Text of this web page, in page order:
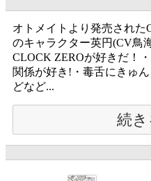
オトメイトより発売された
のキャラクター英円(CV鳥
CLOCK ZEROが好きだ！
関係が好き!・毒舌にきゅ
どなど...
続